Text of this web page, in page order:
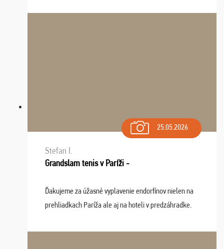
sa na budúci rok. Prajem vam este veľa ta ...
25.05.2026
Stefan I.
Grandslam tenis v Paríži -
Ďakujeme za úžasné vyplavenie endorfínov nielen na
prehliadkach Paríža ale aj na hoteli v predzáhradke.
spomínať a zväžujeme repete budúci rok : ...